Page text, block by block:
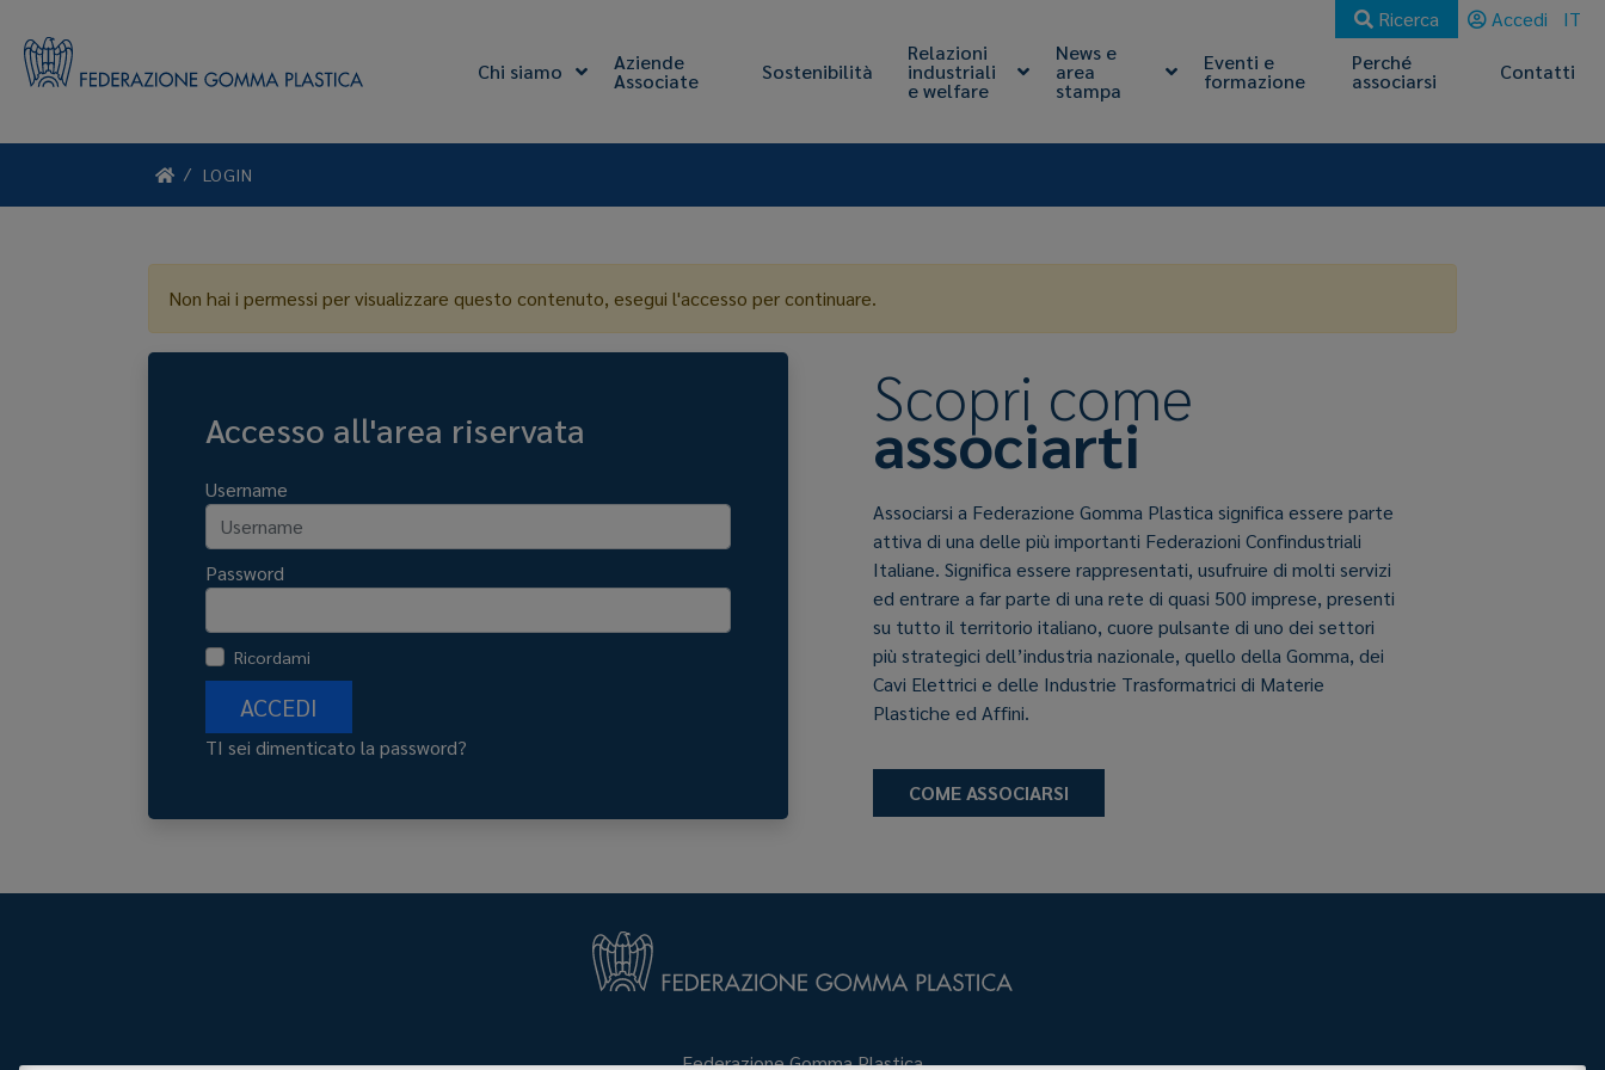
Ricerca Accedi IT
Chi siamo Aziende
Associate Sostenibilità
Relazioni
industriali
e welfare
News e
area
stampa
Eventi e
formazione
Perché
associarsi Contatti
LOGIN
Non hai i permessi per visualizzare questo contenuto, esegui l'accesso per continuare.
Accesso all'area riservata
Username
Password
Ricordami
ACCEDI
TI sei dimenticato la password?
Scopri come
associarti
Associarsi a Federazione Gomma Plastica significa essere parte
attiva di una delle più importanti Federazioni Confindustriali
Italiane. Significa essere rappresentati, usufruire di molti servizi
ed entrare a far parte di una rete di quasi 500 imprese, presenti
su tutto il territorio italiano, cuore pulsante di uno dei settori
più strategici dell’industria nazionale, quello della Gomma, dei
Cavi Elettrici e delle Industrie Trasformatrici di Materie
Plastiche ed Affini.
COME ASSOCIARSI
Federazione Gomma Plastica